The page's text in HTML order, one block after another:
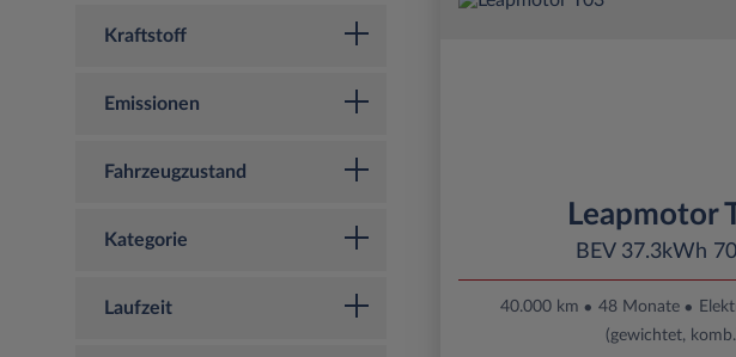
Kraftstoff
Emissionen
Fahrzeugzustand
Kategorie
Laufzeit
Leapmotor
BEV 37.3kWh
40.000 km 48 Monate
(gewichtet,